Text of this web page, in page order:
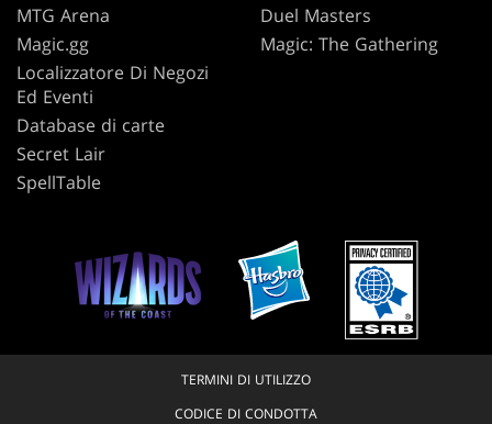
MTG Arena
Magic.gg
Localizzatore Di Negozi
Ed Eventi
Database di carte
Secret Lair
SpellTable
Duel Masters
Magic: The Gathering
TERMINI DI UTILIZZO
CODICE DI CONDOTTA